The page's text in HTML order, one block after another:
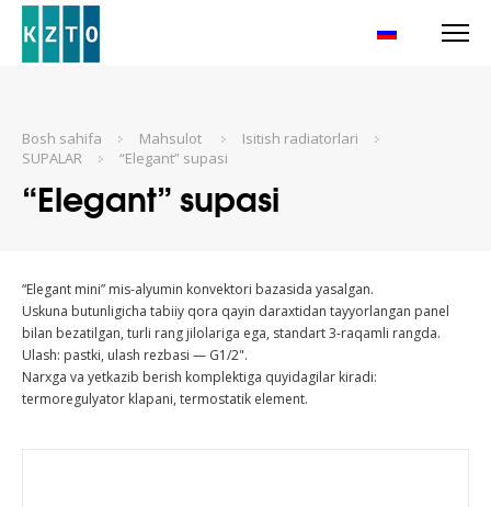
Bosh sahifa Mahsulot
Isitish radiatorlari
SUPALAR
“Elegant” supasi
“Elegant” supasi
“Elegant mini” mis-alyumin konvektori bazasida yasalgan.
Uskuna butunligicha tabiiy qora qayin daraxtidan tayyorlangan panel
bilan bezatilgan, turli rang jilolariga ega, standart 3-raqamli rangda.
Ulash: pastki, ulash rezbasi — G1/2".
Narxga va yetkazib berish komplektiga quyidagilar kiradi:
termoregulyator klapani, termostatik element.